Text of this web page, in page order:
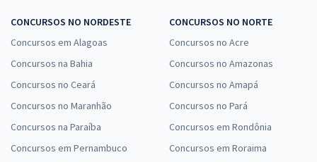
CONCURSOS NO NORDESTE
Concursos em Alagoas
Concursos na Bahia
Concursos no Ceará
Concursos no Maranhão
Concursos na Paraíba
Concursos em Pernambuco
CONCURSOS NO NORTE
Concursos no Acre
Concursos no Amazonas
Concursos no Amapá
Concursos no Pará
Concursos em Rondônia
Concursos em Roraima